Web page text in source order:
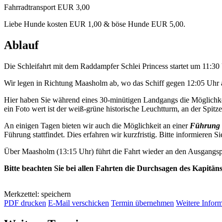
Fahrradtransport EUR 3,00
Liebe Hunde kosten EUR 1,00 & böse Hunde EUR 5,00.
Ablauf
Die Schleifahrt mit dem Raddampfer Schlei Princess startet um
Wir legen in Richtung Maasholm ab, wo das Schiff gegen 12:05
Hier haben Sie während eines 30-minütigen Landgangs die
ein Foto wert ist der weiß-grüne historische Leuchtturm, an der
An einigen Tagen bieten wir auch die Möglichkeit an einer Führung
Führung stattfindet. Dies erfahren wir kurzfristig. Bitte informieren
Über Maasholm (13:15 Uhr) führt die Fahrt wieder an den
Bitte beachten Sie bei allen Fahrten die Durchsagen des
Merkzettel: speichern
PDF drucken E-Mail verschicken Termin übernehmen Weitere